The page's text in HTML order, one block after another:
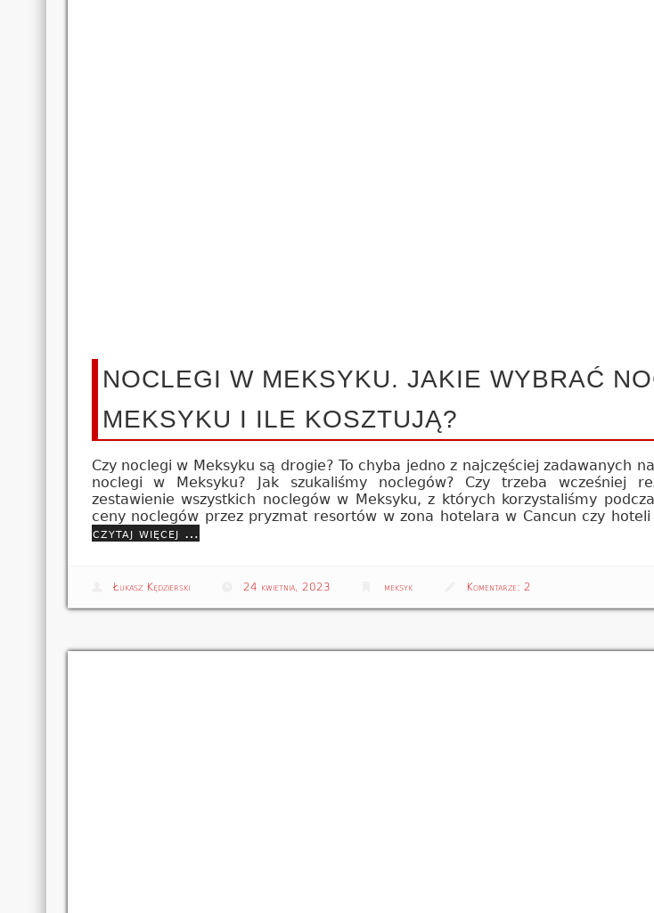
NOCLEGI W MEKSYKU. JAKIE WYBRAĆ
MEKSYKU I ILE KOSZTUJĄ?
Czy noclegi w Meksyku są drogie? To chyba jedno z najczęściej zadawanych
noclegi w Meksyku? Jak szukaliśmy noclegów? Czy trzeba wcześniej
zestawienie wszystkich noclegów w Meksyku, z których korzystaliśmy
ceny noclegów przez pryzmat resortów w zona hotelara w Cancun czy
czytaj więcej …
Łukasz Kędzierski 24 kwietnia, 2023 meksyk Komentarze: 2